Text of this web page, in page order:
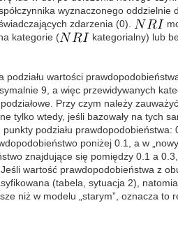
wyznaczonego oddzielnie
zdarzenia (0).
kategorie (
kategorialny) lub
wartości
9, a więc przewidywanych
Przy czym należy
tylko wtedy, jeśli bazowały na tych
podziału
poniżej 0.1, a w
znajdujące się pomiędzy 0.1 a
wartość prawdopodobieństwa z
(tabela, sytuacja 2),
niż w modelu „starym”, oznacza to